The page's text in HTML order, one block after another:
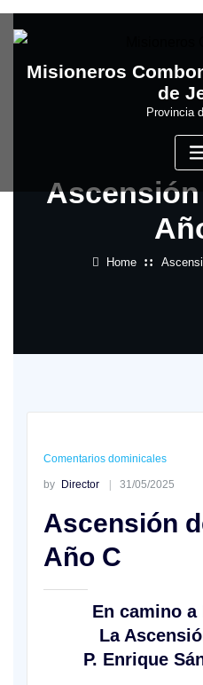
to
Misioneros
de
Provincia
Home
Comentarios dominicales
by Director 31/05/2025
Ascensión
Año C
En camino a
La
P. Enrique